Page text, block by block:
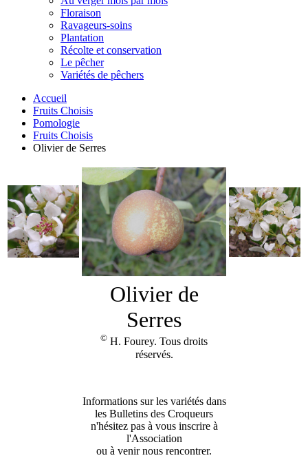
Floraison
Ravageurs-soins
Plantation
Récolte et conservation
Le pêcher
Variétés de pêchers
Accueil
Fruits Choisis
Pomologie
Fruits Choisis
Olivier de Serres
Olivier de
Serres
© H. Fourey. Tous droits
réservés.
Informations sur les variétés dans
les Bulletins des Croqueurs
n'hésitez pas à vous inscrire à
l'Association
ou à venir nous rencontrer.